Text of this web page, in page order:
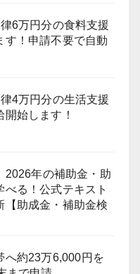
6万円分の食料支援
す！申請不要で自動
4万円分の生活支援
始します！
2026年の補助金・助
べる！公式テキスト
【助成金・補助金検
へ約23万6,000円を